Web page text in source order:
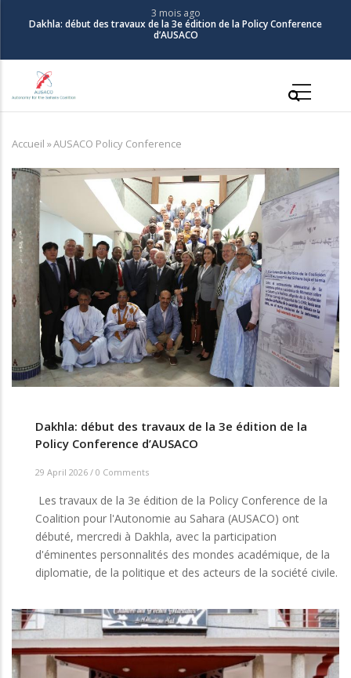
principal
3 mois ago
Dakhla: début des travaux de la 3e édition de la Policy Conference
d’AUSACO
Fil
d'Ariane
Accueil »AUSACO Policy Conference
Dakhla: début des travaux de la 3e édition de la
Policy Conference d’AUSACO
29 April 2026 / 0 Comments
Les travaux de la 3e édition de la Policy Conference de la
Coalition pour l'Autonomie au Sahara (AUSACO) ont
débuté, mercredi à Dakhla, avec la participation
d'éminentes personnalités des mondes académique, de la
diplomatie, de la politique et des acteurs de la société civile.